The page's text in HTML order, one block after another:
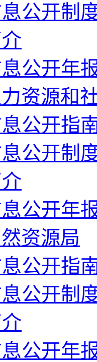
公开制
公开年
资源和
公开指
公开制
公开年
资源局
公开指
公开制
公开年